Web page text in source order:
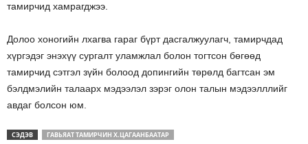
тамирчид хамрагджээ.
Долоо хоногийн лхагва гараг бүрт дасгалжуулагч, тамирчдад
хүргэдэг энэхүү сургалт уламжлал болон тогтсон бөгөөд
тамирчид сэтгэл зүйн болоод допингийн төрөлд багтсан эм
бэлдмэлийн талаарх мэдээлэл зэрэг олон талын мэдээлллийг
авдаг болсон юм.
СЭДЭВ ГАВЬЯАТ ТАМИРЧИН Х.ЦАГААНБААТАР